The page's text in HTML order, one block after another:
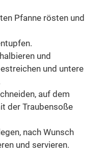
Pfanne rösten und
und
und untere
auf dem
der Traubensoße
nach Wunsch
und servieren.